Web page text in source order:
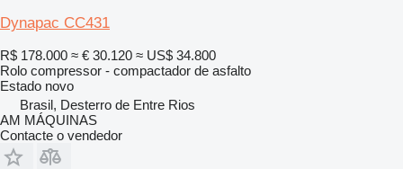
Dynapac CC431
R$ 178.000 ≈ € 30.120 ≈ US$ 34.800
Rolo compressor - compactador de asfalto
Estado novo
Brasil, Desterro de Entre Rios
AM MÁQUINAS
Contacte o vendedor